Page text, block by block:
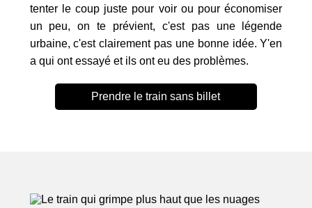
tenter le coup juste pour voir ou pour économiser
un peu, on te prévient, c'est pas une légende
urbaine, c'est clairement pas une bonne idée. Y'en
a qui ont essayé et ils ont eu des problèmes.
Prendre le train sans billet